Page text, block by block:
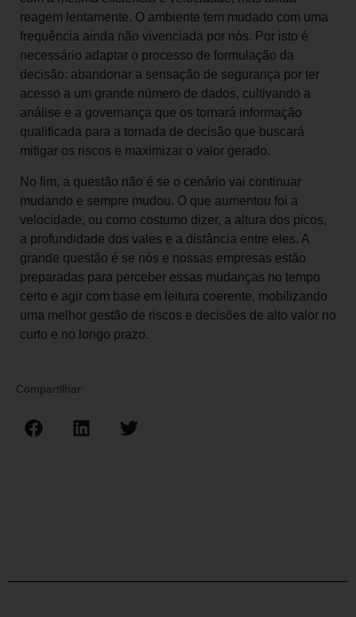
reagem lentamente. O ambiente tem mudado com uma
frequência ainda não vivenciada por nós. Por isto é
necessário adaptar o processo de formulação da
decisão: abandonar a sensação de segurança por ter
acesso a um grande número de dados, cultivando a
análise e a governança que os tornará informação
qualificada para a tomada de decisão que buscará
mitigar os riscos e maximizar o valor gerado.
No fim, a questão não é se o cenário vai continuar
mudando e sempre mudou. O que aumentou foi a
velocidade, ou como costumo dizer, a altura dos picos,
a profundidade dos vales e a distância entre eles. A
grande questão é se nós e nossas empresas estão
preparadas para perceber essas mudanças no tempo
certo e agir com base em leitura coerente, mobilizando
uma melhor gestão de riscos e decisões de alto valor no
curto e no longo prazo.
Compartilhar: